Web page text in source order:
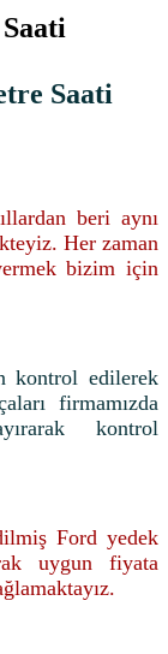
Saati
beri aynı
Her zaman
bizim için
kontrol edilerek
firmamızda
kontrol
Ford yedek
uygun fiyata